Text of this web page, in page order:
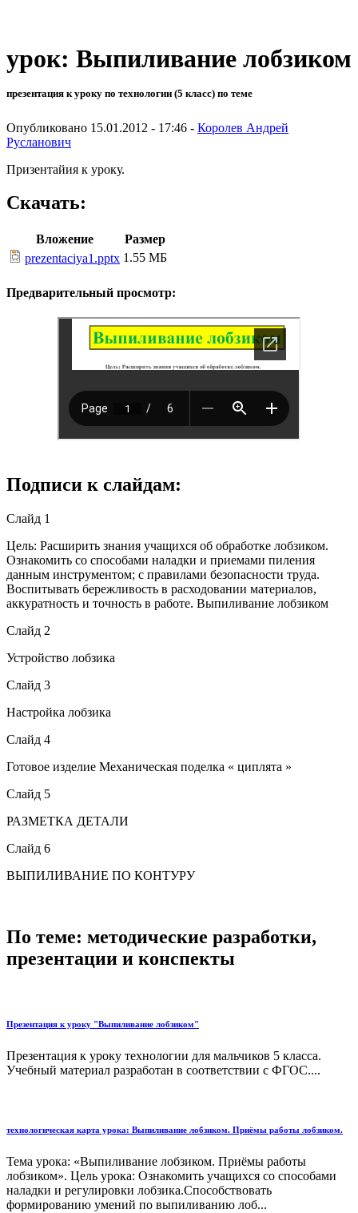
урок: Выпиливание лобзиком
презентация к уроку по технологии (5 класс) по теме
Опубликовано 15.01.2012 - 17:46 - Королев Андрей
Русланович
Призентайия к уроку.
Скачать:
Вложение
Размер
prezentaciya1.pptx 1.55 МБ
Предварительный просмотр:
Подписи к слайдам:
Слайд 1
Цель: Расширить знания учащихся об обработке лобзиком.
Ознакомить со способами наладки и приемами пиления
данным инструментом; с правилами безопасности труда.
Воспитывать бережливость в расходовании материалов,
аккуратность и точность в работе. Выпиливание лобзиком
Слайд 2
Устройство лобзика
Слайд 3
Настройка лобзика
Слайд 4
Готовое изделие Механическая поделка « циплята »
Слайд 5
РАЗМЕТКА ДЕТАЛИ
Слайд 6
ВЫПИЛИВАНИЕ ПО КОНТУРУ
По теме: методические разработки,
презентации и конспекты
Презентация к уроку "Выпиливание лобзиком"
Презентация к уроку технологии для мальчиков 5 класса.
Учебный материал разработан в соответствии с ФГОС....
технологическая карта урока: Выпиливание лобзиком. Приёмы работы лобзиком.
Тема урока: «Выпиливание лобзиком. Приёмы работы
лобзиком». Цель урока: Ознакомить учащихся со способами
наладки и регулировки лобзика.Способствовать
формированию умений по выпиливанию лоб...